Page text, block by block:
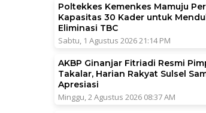
Poltekkes Kemenkes Mamuju
Kapasitas 30 Kader untuk
Eliminasi TBC
Sabtu, 1 Agustus 2026 21:14 PM
AKBP Ginanjar Fitriadi Resmi
Takalar, Harian Rakyat Sulsel
Apresiasi
Minggu, 2 Agustus 2026 08:37 AM